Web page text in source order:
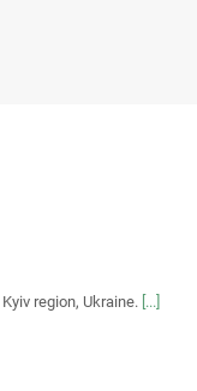
region, Ukraine. [...]